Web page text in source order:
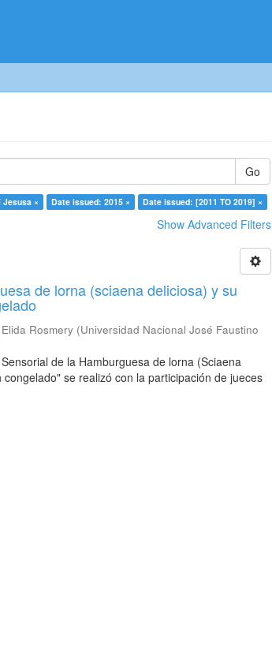
Go
Jesusa × Date issued: 2015 × Date issued: [2011 TO 2019] ×
Show Advanced Filters
de lorna (sciaena deliciosa) y su
Rosmery (Universidad Nacional José Faustino
de la Hamburguesa de lorna (Sciaena
se realizó con la participación de jueces